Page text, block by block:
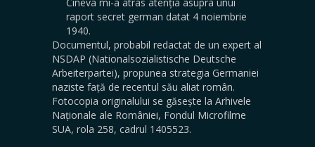
raport secret german datat 4 noiembrie
1940.
Documentul, probabil redactat de un expert al
NSDAP (Nationalsozialistische Deutsche
Arbeiterpartei), propunea strategia Germaniei
naziste față de recentul său aliat român.
Fotocopia originalului se găsește la Arhivele
Naționale ale României, Fondul Microfilme
SUA, rola 258, cadrul 1405523.